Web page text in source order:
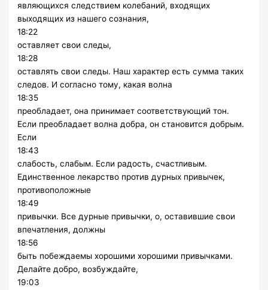
являющихся следствием колебаний, входящих
выходящих из нашего сознания,
18:22
оставляет свои следы,
18:28
оставлять свои следы. Наш характер есть сумма таких
следов. И согласно тому, какая волна
18:35
преобладает, она принимает соответствующий тон.
Если преобладает волна добра, он становится добрым.
Если
18:43
слабость, слабым. Если радость, счастливым.
Единственное лекарство против дурных привычек,
противоположные
18:49
привычки. Все дурные привычки, о, оставившие свои
впечатления, должны
18:56
быть побеждаемы хорошими хорошими привычками.
Делайте добро, возбуждайте,
19:03